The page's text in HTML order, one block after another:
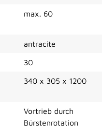
max. 60
antracite
30
340 x 305 x 1200
Vortrieb durch
Bürstenrotation